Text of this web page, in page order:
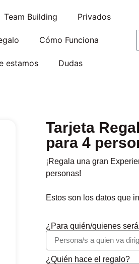
Team Building Privados
Cómo Funciona
estamos Dudas
Tarjeta
para 4
¡Regala una gran
personas!
Estos son los datos que
¿Para quién/quienes
¿Quién hace el regalo?